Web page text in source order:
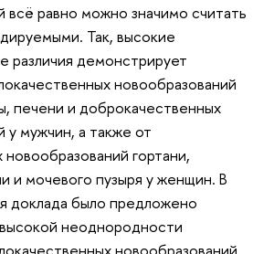
всё равно можно значимо считать
Так, высокие
различия демонстрирует
новообразований
печени и доброкачественных
у мужчин, а также от
гортани,
и мочевого пузыря у женщин. В
доклада было предложено
неоднородности
новообразований